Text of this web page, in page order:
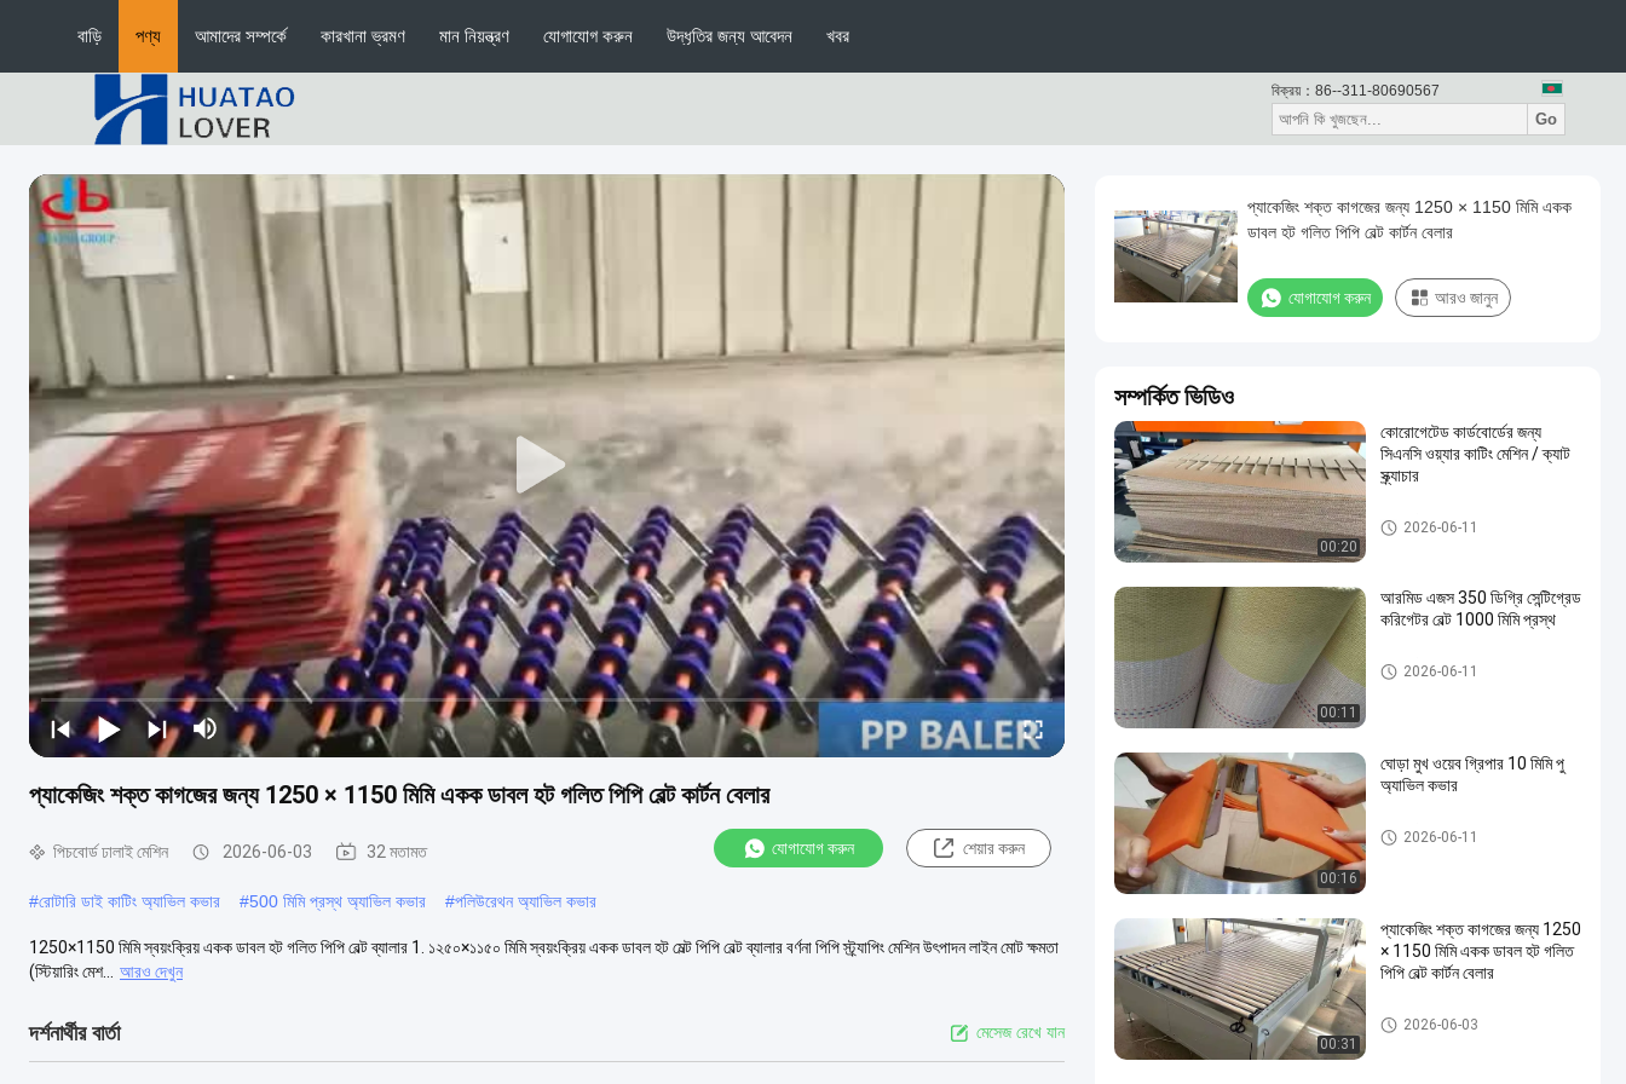
বাড়ি পণ্য আমাদের সম্পর্কে কারখানা ভ্রমণ মান নিয়ন্ত্রণ যোগাযোগ করুন উদ্ধৃতির জন্য আবেদন খবর
বিক্রয়： 86--311-80690567
Go
প্যাকেজিং শক্ত কাগজের জন্য 1250 × 1150 মিমি একক ডাবল হট গলিত পিপি বেল্ট কার্টন বেলার
পিচবোর্ড ঢালাই মেশিন 2026-06-03 32 মতামত যোগাযোগ করুন শেয়ার করুন
#রোটারি ডাই কাটিং অ্যাভিল কভার #500 মিমি প্রস্থ অ্যাভিল কভার #পলিউরেথন অ্যাভিল কভার
1250×1150 মিমি স্বয়ংক্রিয় একক ডাবল হট গলিত পিপি বেল্ট ব্যালার 1. ১২৫০×১১৫০ মিমি স্বয়ংক্রিয় একক ডাবল হট মেল্ট পিপি বেল্ট ব্যালার বর্ণনা পিপি স্ট্র্যাপিং মেশিন উৎপাদন লাইন মোট ক্ষমতা
(স্টিয়ারিং মেশ...
আরও দেখুন
দর্শনার্থীর বার্তা মেসেজ রেখে যান
প্যাকেজিং শক্ত কাগজের জন্য 1250 × 1150 মিমি একক
ডাবল হট গলিত পিপি বেল্ট কার্টন বেলার
যোগাযোগ করুন আরও জানুন
সম্পর্কিত ভিডিও
00:20
কোরোগেটেড কার্ডবোর্ডের জন্য
সিএনসি ওয়্যার কাটিং মেশিন / ক্যাট
স্ক্র্যাচার
পিচবোর্ড ঢালাই মেশিন
2026-06-11
00:11
আরমিড এজস 350 ডিগ্রি সেন্টিগ্রেড
করিগেটর বেল্ট 1000 মিমি প্রস্থ
পিচবোর্ড ঢালাই মেশিন
2026-06-11
00:16
ঘোড়া মুখ ওয়েব গ্রিপার 10 মিমি পু
অ্যাভিল কভার
পিচবোর্ড ঢালাই মেশিন
2026-06-11
00:31
প্যাকেজিং শক্ত কাগজের জন্য 1250
× 1150 মিমি একক ডাবল হট গলিত
পিপি বেল্ট কার্টন বেলার
পিচবোর্ড ঢালাই মেশিন
2026-06-03